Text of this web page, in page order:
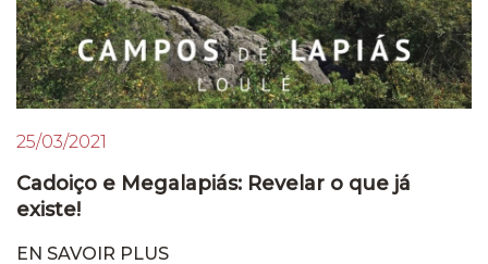
25/03/2021
Cadoiço e Megalapiás: Revelar o que já
existe!
EN SAVOIR PLUS